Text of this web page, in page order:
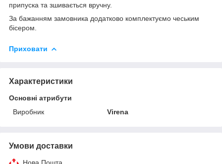
припуска та зшивається вручну.
За бажанням замовника додатково комплектуємо чеським
бісером.
Приховати
Характеристики
Основні атрибути
Виробник
Virena
Умови доставки
Нова Пошта